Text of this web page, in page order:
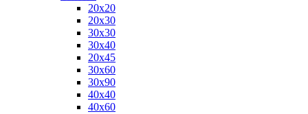
20х20
20х30
30х30
30х40
20х45
30х60
30х90
40х40
40х60